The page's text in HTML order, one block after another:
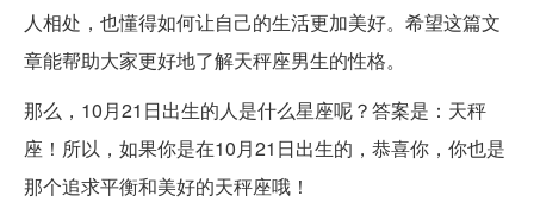
人相处，也懂得如何让自己的生活更加美好。希望这篇文
章能帮助大家更好地了解天秤座男生的性格。
那么，10月21日出生的人是什么星座呢？答案是：天秤
座！所以，如果你是在10月21日出生的，恭喜你，你也是
那个追求平衡和美好的天秤座哦！